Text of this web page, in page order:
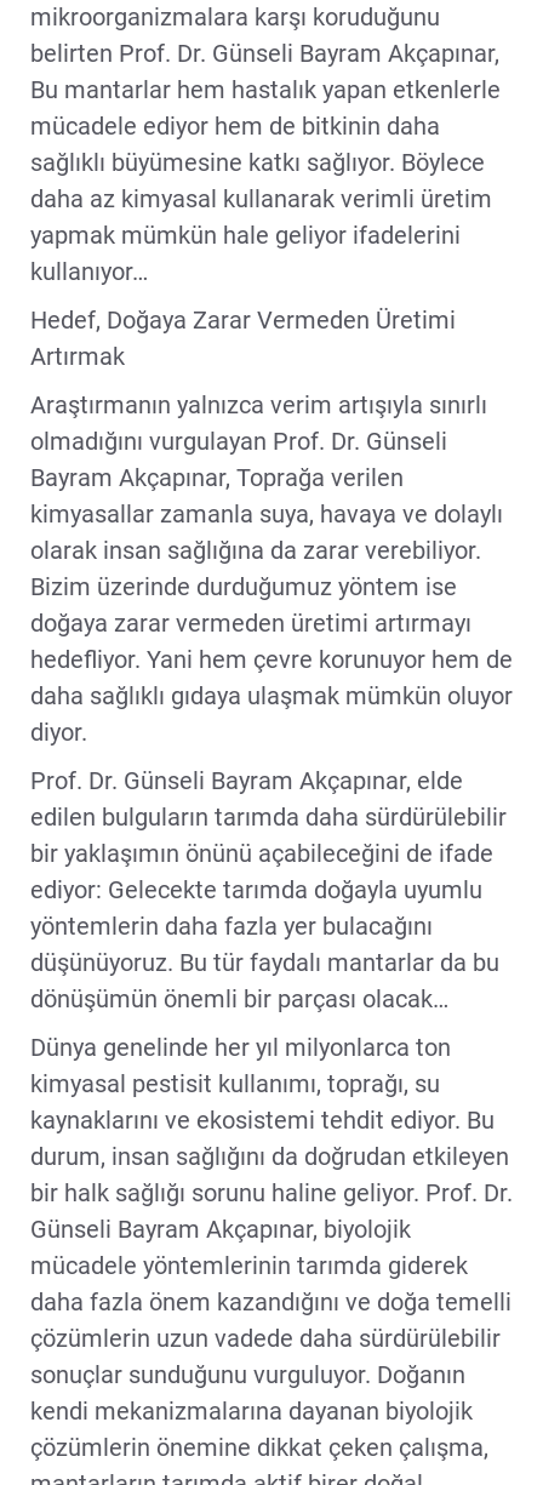
mikroorganizmalara karşı koruduğunu
belirten Prof. Dr. Günseli Bayram Akçapınar,
Bu mantarlar hem hastalık yapan etkenlerle
mücadele ediyor hem de bitkinin daha
sağlıklı büyümesine katkı sağlıyor. Böylece
daha az kimyasal kullanarak verimli üretim
yapmak mümkün hale geliyor ifadelerini
kullanıyor…
Hedef, Doğaya Zarar Vermeden Üretimi
Artırmak
Araştırmanın yalnızca verim artışıyla sınırlı
olmadığını vurgulayan Prof. Dr. Günseli
Bayram Akçapınar, Toprağa verilen
kimyasallar zamanla suya, havaya ve dolaylı
olarak insan sağlığına da zarar verebiliyor.
Bizim üzerinde durduğumuz yöntem ise
doğaya zarar vermeden üretimi artırmayı
hedefliyor. Yani hem çevre korunuyor hem de
daha sağlıklı gıdaya ulaşmak mümkün oluyor
diyor.
Prof. Dr. Günseli Bayram Akçapınar, elde
edilen bulguların tarımda daha sürdürülebilir
bir yaklaşımın önünü açabileceğini de ifade
ediyor: Gelecekte tarımda doğayla uyumlu
yöntemlerin daha fazla yer bulacağını
düşünüyoruz. Bu tür faydalı mantarlar da bu
dönüşümün önemli bir parçası olacak…
Dünya genelinde her yıl milyonlarca ton
kimyasal pestisit kullanımı, toprağı, su
kaynaklarını ve ekosistemi tehdit ediyor. Bu
durum, insan sağlığını da doğrudan etkileyen
bir halk sağlığı sorunu haline geliyor. Prof. Dr.
Günseli Bayram Akçapınar, biyolojik
mücadele yöntemlerinin tarımda giderek
daha fazla önem kazandığını ve doğa temelli
çözümlerin uzun vadede daha sürdürülebilir
sonuçlar sunduğunu vurguluyor. Doğanın
kendi mekanizmalarına dayanan biyolojik
çözümlerin önemine dikkat çeken çalışma,